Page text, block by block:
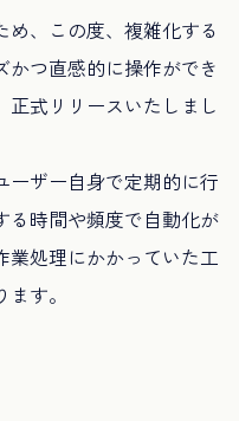
、この度、複雑化する
かつ直感的に操作ができ
正式リリースいたしまし
ーザー自身で定期的に行
る時間や頻度で自動化が
業処理にかかっていた工
す。